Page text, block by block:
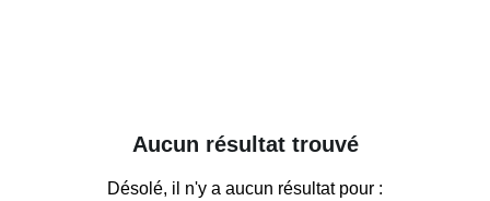
Aucun résultat trouvé
Désolé, il n'y a aucun résultat pour :